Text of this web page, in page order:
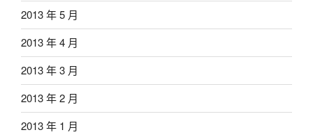
2013 年 5 月
2013 年 4 月
2013 年 3 月
2013 年 2 月
2013 年 1 月